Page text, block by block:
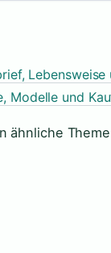
Lebensweise
Modelle und
ähnliche